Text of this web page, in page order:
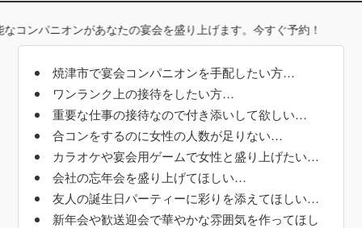
があなたの宴会を盛り上げます。今すぐ予約！
焼津市で宴会コンパニオンを手配したい方…
ワンランク上の接待をしたい方…
重要な仕事の接待なので付き添いして欲しい…
合コンをするのに女性の人数が足りない…
カラオケや宴会用ゲームで女性と盛り上げたい…
会社の忘年会を盛り上げてほしい…
友人の誕生日パーティーに彩りを添えてほしい…
新年会や歓送迎会で華やかな雰囲気を作ってほし